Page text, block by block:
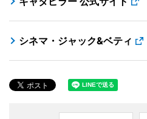
シネマ・ジャック&ベティ